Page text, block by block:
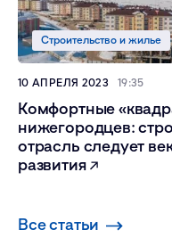
Комфортные
нижегородцев:
отрасль следует
развития
Строительство и жилье
10 АПРЕЛЯ 2023 19:35
Все статьи